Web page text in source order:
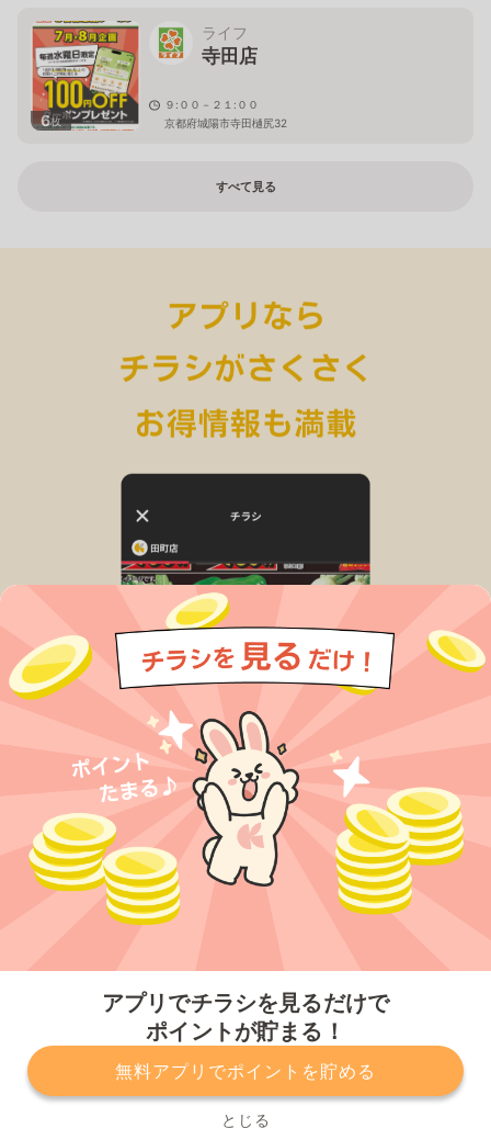
アプリでチラシを見るだけで
ポイントが貯まる！
無料アプリでポイントを貯める
とじる
6枚
ライフ
寺田店
９:００－２１:００
京都府城陽市寺田樋尻32
すべて見る
プライバシーポリシー 利用規約
運営会社
サービスに関してのお問い合わせ